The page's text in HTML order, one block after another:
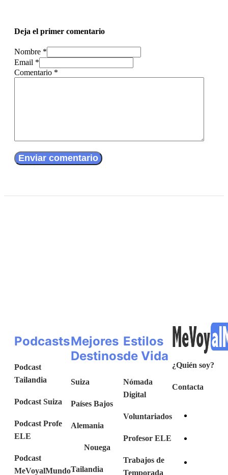
Deja el primer comentario
Nombre *
Email *
Comentario *
Podcasts
Podcast
Tailandia
Podcast Suiza
Podcast Profe
ELE
Podcast
MeVoyalMundo
Mejores
Destinos
Suiza
Países Bajos
Alemania
Nouega
Tailandia
Estilos
de Vida
Nómada
Digital
Voluntariados
Profesor ELE
Trabajos de
Temporada
¿Quién soy?
Contacta